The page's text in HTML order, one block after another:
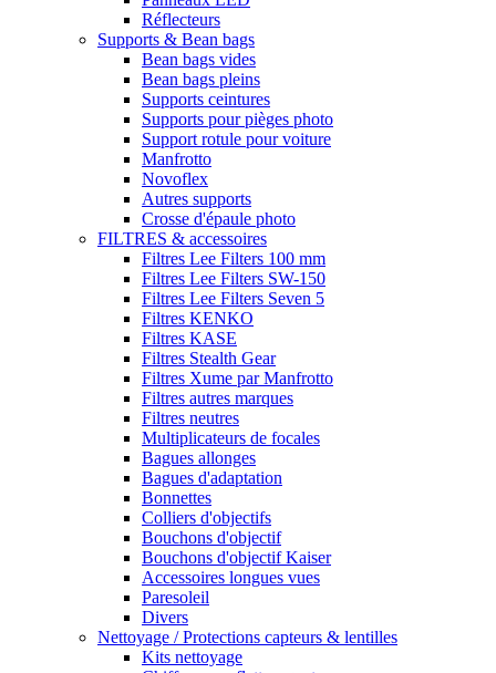
Réflecteurs
Supports & Bean bags
Bean bags vides
Bean bags pleins
Supports ceintures
Supports pour pièges photo
Support rotule pour voiture
Manfrotto
Novoflex
Autres supports
Crosse d'épaule photo
FILTRES & accessoires
Filtres Lee Filters 100 mm
Filtres Lee Filters SW-150
Filtres Lee Filters Seven 5
Filtres KENKO
Filtres KASE
Filtres Stealth Gear
Filtres Xume par Manfrotto
Filtres autres marques
Filtres neutres
Multiplicateurs de focales
Bagues allonges
Bagues d'adaptation
Bonnettes
Colliers d'objectifs
Bouchons d'objectif
Bouchons d'objectif Kaiser
Accessoires longues vues
Paresoleil
Divers
Nettoyage / Protections capteurs & lentilles
Kits nettoyage